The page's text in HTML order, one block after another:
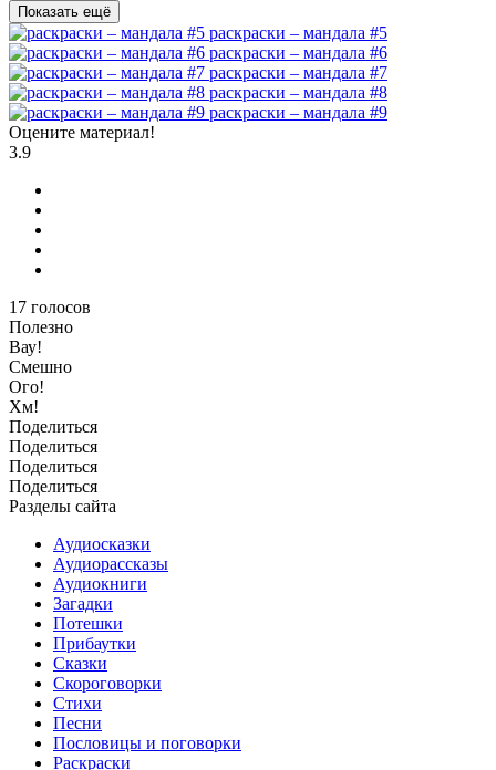
Показать ещё
раскраски – мандала #5
раскраски – мандала #6
раскраски – мандала #7
раскраски – мандала #8
раскраски – мандала #9
Оцените материал!
3.9
17 голосов
Полезно
Вау!
Смешно
Ого!
Хм!
Поделиться
Поделиться
Поделиться
Поделиться
Разделы сайта
Аудиосказки
Аудиорассказы
Аудиокниги
Загадки
Потешки
Прибаутки
Сказки
Скороговорки
Стихи
Песни
Пословицы и поговорки
Раскраски